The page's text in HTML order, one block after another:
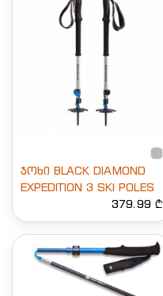
ჯოხი BLACK DIAMOND
EXPEDITION 3 SKI POLES
379.99 ₾